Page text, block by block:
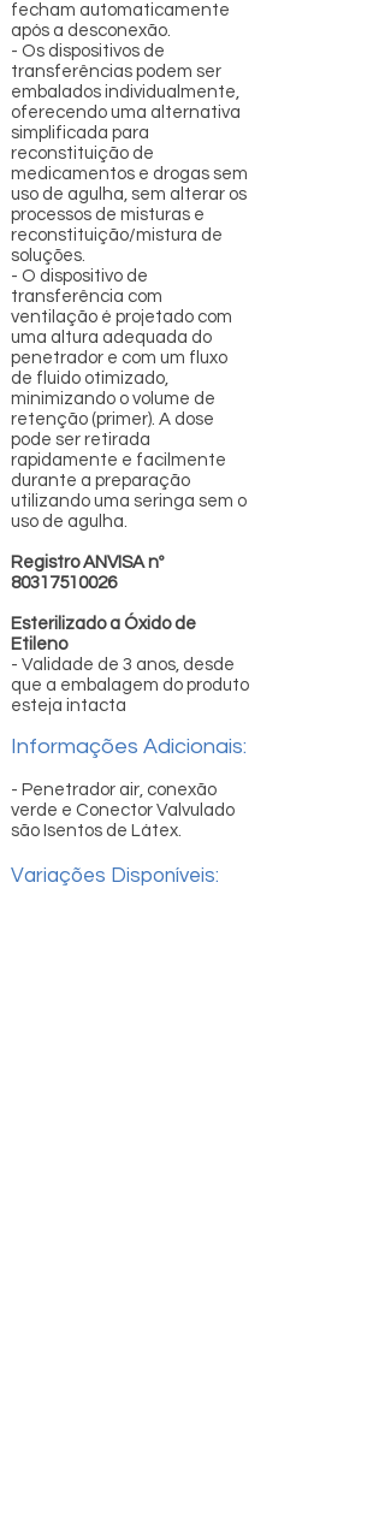
fecham automaticamente
após a desconexão.
- Os dispositivos de
transferências podem ser
embalados individualmente,
oferecendo uma alternativa
simplificada para
reconstituição de
medicamentos e drogas sem
uso de agulha, sem alterar os
processos de misturas e
reconstituição/mistura de
soluções.
- O dispositivo de
transferência com
ventilação é projetado com
uma altura adequada do
penetrador e com um fluxo
de fluido otimizado,
minimizando o volume de
retenção (primer). A dose
pode ser retirada
rapidamente e facilmente
durante a preparação
utilizando uma seringa sem o
uso de agulha.
Registro ANVISA nº
80317510026
Esterilizado a Óxido de
Etileno
- Validade de 3 anos, desde
que a embalagem do produto
esteja intacta
Informações Adicionais:
- Penetrador air, conexão
verde e Conector Valvulado
são Isentos de Látex.
Variações Disponíveis: